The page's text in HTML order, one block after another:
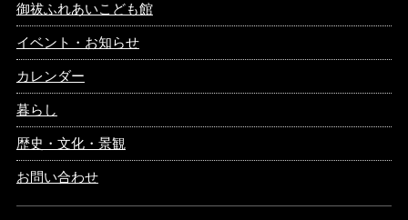
御祓ふれあいこども館
イベント・お知らせ
カレンダー
暮らし
歴史・文化・景観
お問い合わせ